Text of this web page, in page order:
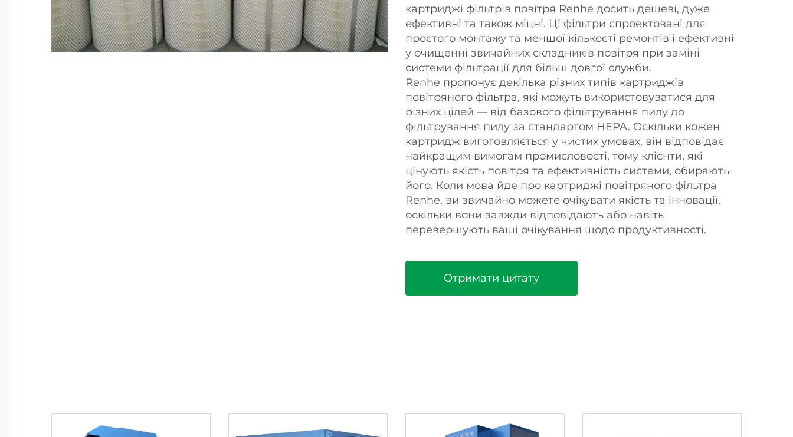
картриджі фільтрів повітря Renhe досить дешеві, дуже
ефективні та також міцні. Ці фільтри спроектовані для
простого монтажу та меншої кількості ремонтів і ефективні
у очищенні звичайних складників повітря при заміні
системи фільтрації для більш довгої служби.
Renhe пропонує декілька різних типів картриджів
повітряного фільтра, які можуть використовуватися для
різних цілей — від базового фільтрування пилу до
фільтрування пилу за стандартом HEPA. Оскільки кожен
картридж виготовляється у чистих умовах, він відповідає
найкращим вимогам промисловості, тому клієнти, які
цінують якість повітря та ефективність системи, обирають
його. Коли мова йде про картриджі повітряного фільтра
Renhe, ви звичайно можете очікувати якість та інновації,
оскільки вони завжди відповідають або навіть
перевершують ваші очікування щодо продуктивності.
Отримати цитату